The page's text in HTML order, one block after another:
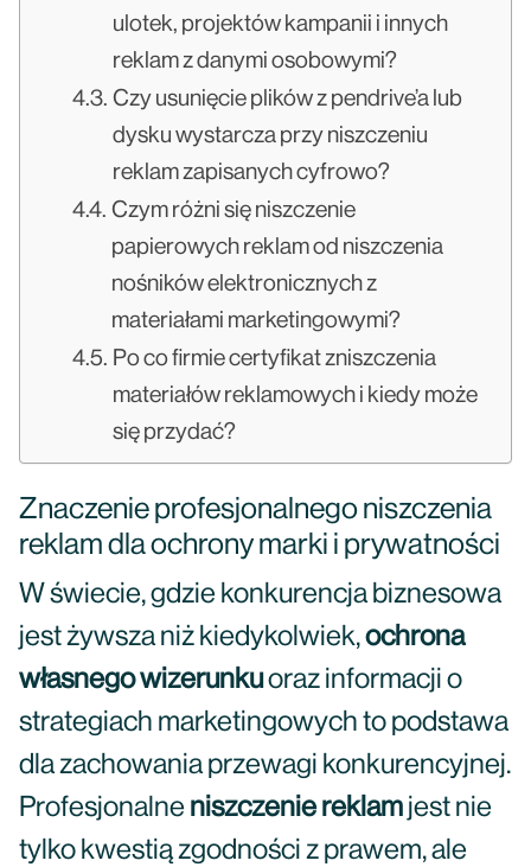
ulotek, projektów kampanii i innych
reklam z danymi osobowymi?
Czy usunięcie plików z pendrive’a lub
dysku wystarcza przy niszczeniu
reklam zapisanych cyfrowo?
Czym różni się niszczenie
papierowych reklam od niszczenia
nośników elektronicznych z
materiałami marketingowymi?
Po co firmie certyfikat zniszczenia
materiałów reklamowych i kiedy może
się przydać?
Znaczenie profesjonalnego niszczenia
reklam dla ochrony marki i prywatności
W świecie, gdzie konkurencja biznesowa
jest żywsza niż kiedykolwiek,ochrona
własnego wizerunkuoraz informacji o
strategiach marketingowych to podstawa
dla zachowania przewagi konkurencyjnej.
Profesjonalne niszczenie reklam jest nie
tylko kwestią zgodności z prawem, ale